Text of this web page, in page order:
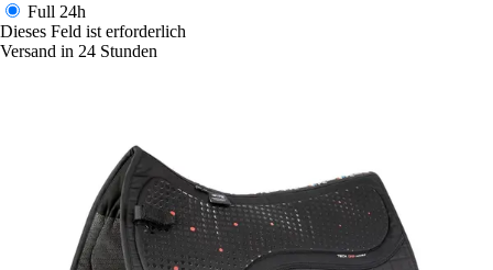
Full 24h
Dieses Feld ist erforderlich
Versand in 24 Stunden